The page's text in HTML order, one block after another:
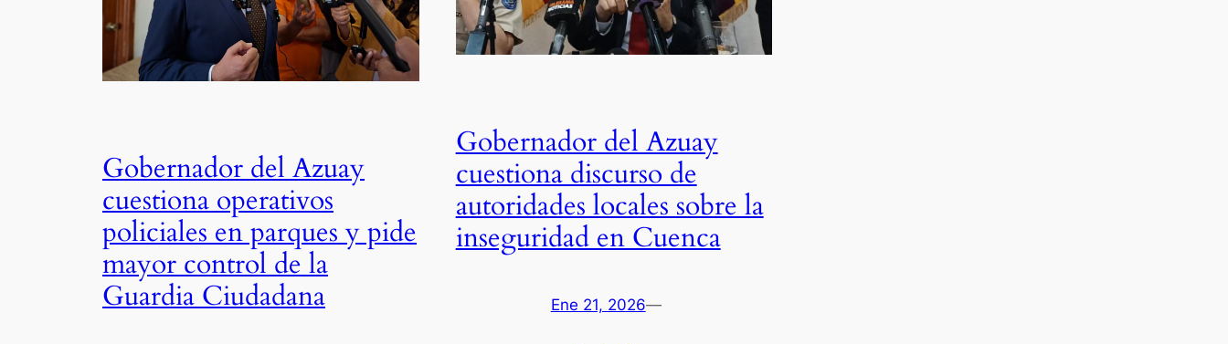
Gobernador del Azuay
cuestiona operativos
policiales en parques y pide
mayor control de la
Guardia Ciudadana
Gobernador del Azuay
cuestiona discurso de
autoridades locales sobre la
inseguridad en Cuenca
Ene 21, 2026—